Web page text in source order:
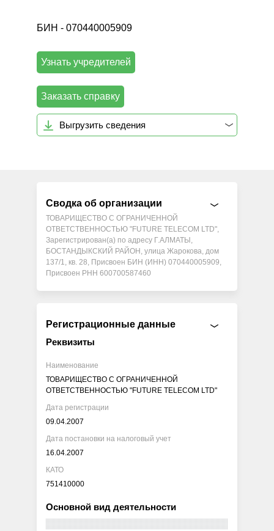
БИН - 070440005909
Узнать учредителей
Заказать справку
Выгрузить сведения
Сводка об организации
ТОВАРИЩЕСТВО С ОГРАНИЧЕННОЙ
ОТВЕТСТВЕННОСТЬЮ "FUTURE TELECOM LTD",
Зарегистрирован(а) по адресу Г.АЛМАТЫ,
БОСТАНДЫКСКИЙ РАЙОН, улица Жарокова, дом
137/1, кв. 28, Присвоен БИН (ИНН) 070440005909,
Присвоен РНН 600700587460
Регистрационные данные
Реквизиты
Наименование
ТОВАРИЩЕСТВО С ОГРАНИЧЕННОЙ
ОТВЕТСТВЕННОСТЬЮ "FUTURE TELECOM LTD"
Дата регистрации
09.04.2007
Дата постановки на налоговый учет
16.04.2007
КАТО
751410000
Основной вид деятельности